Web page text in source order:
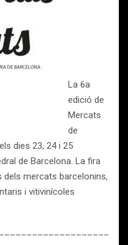
La 6a
edició de
Mercats
de
dies 23, 24 i 25
de Barcelona. La fira
mercats barcelonins,
i vitivinícoles